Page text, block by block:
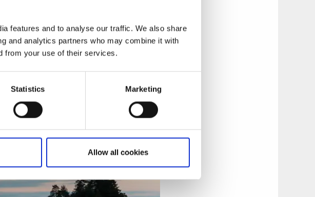
features and to analyse our traffic. We also share
and analytics partners who may combine it with
from your use of their services.
Statistics Marketing
Allow all cookies
naturoplevelser, du kan nemlig
ekspedition. Her kan du opleve
ture, der varer én eller flere
undervisning på flere niveauer, så
vestsverige.se